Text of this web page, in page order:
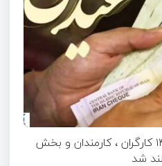
مبلغ و زمان واریز عیدی ۱۴۰۵ کارگران ، کارمندان و بخش
شد